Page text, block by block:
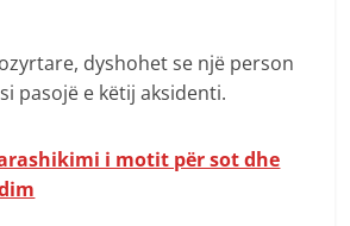
dyshohet se një person
pasojë e këtij aksidenti.
i motit për sot dhe